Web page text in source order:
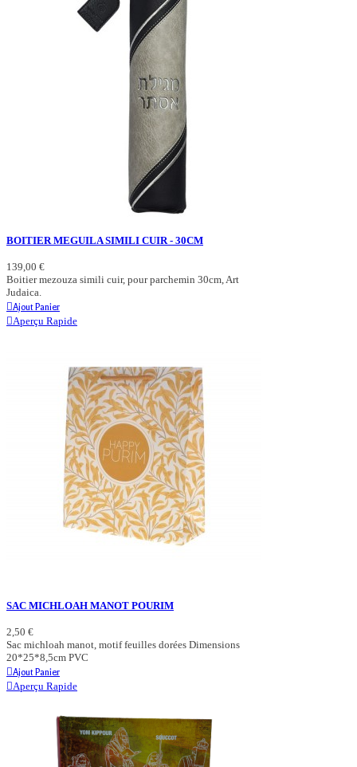
BOITIER MEGUILA SIMILI CUIR - 30CM
139,00 €
Boitier mezouza simili cuir, pour parchemin 30cm, Art
Judaica.
Ajout Panier
Aperçu Rapide
SAC MICHLOAH MANOT POURIM
2,50 €
Sac michloah manot, motif feuilles dorées Dimensions
20*25*8,5cm PVC
Ajout Panier
Aperçu Rapide